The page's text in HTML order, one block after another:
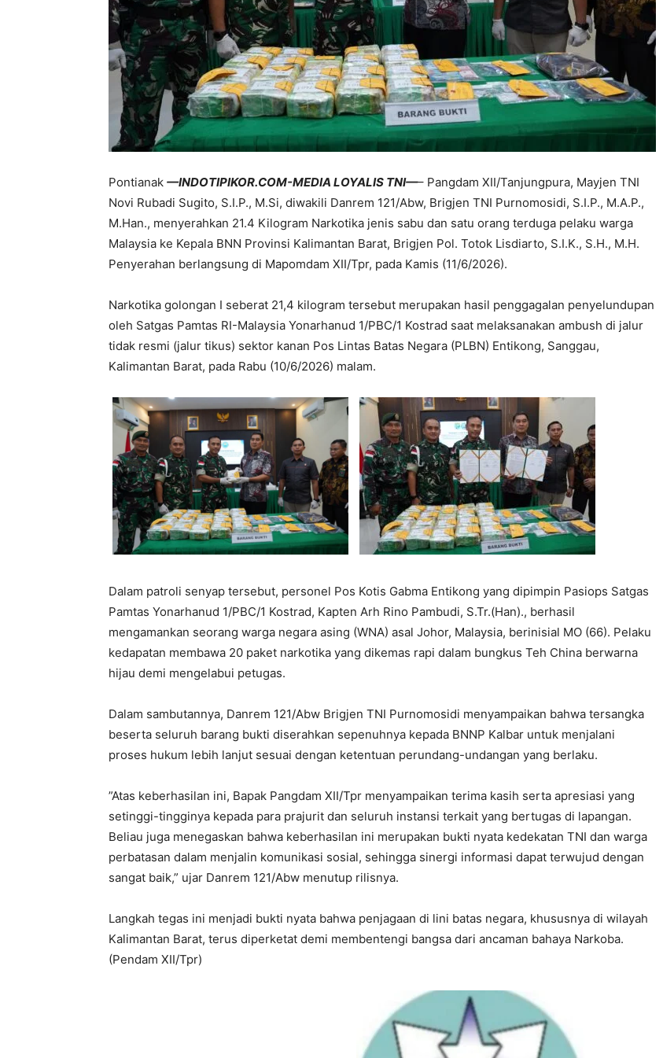
I WANT IN
I've read and accept thePrivacy Policy .
Pontianak —INDOTIPIKOR.COM-MEDIA LOYALIS TNI—– Pangdam XII/Tanjungpura, Mayjen TNI
Novi Rubadi Sugito, S.I.P., M.Si, diwakili Danrem 121/Abw, Brigjen TNI Purnomosidi, S.I.P., M.A.P.,
M.Han., menyerahkan 21.4 Kilogram Narkotika jenis sabu dan satu orang terduga pelaku warga
Malaysia ke Kepala BNN Provinsi Kalimantan Barat, Brigjen Pol. Totok Lisdiarto, S.I.K., S.H., M.H.
Penyerahan berlangsung di Mapomdam XII/Tpr, pada Kamis (11/6/2026).
Narkotika golongan I seberat 21,4 kilogram tersebut merupakan hasil penggagalan penyelundupan
oleh Satgas Pamtas RI-Malaysia Yonarhanud 1/PBC/1 Kostrad saat melaksanakan ambush di jalur
tidak resmi (jalur tikus) sektor kanan Pos Lintas Batas Negara (PLBN) Entikong, Sanggau,
Kalimantan Barat, pada Rabu (10/6/2026) malam.
Dalam patroli senyap tersebut, personel Pos Kotis Gabma Entikong yang dipimpin Pasiops Satgas
Pamtas Yonarhanud 1/PBC/1 Kostrad, Kapten Arh Rino Pambudi, S.Tr.(Han)., berhasil
mengamankan seorang warga negara asing (WNA) asal Johor, Malaysia, berinisial MO (66). Pelaku
kedapatan membawa 20 paket narkotika yang dikemas rapi dalam bungkus Teh China berwarna
hijau demi mengelabui petugas.
Dalam sambutannya, Danrem 121/Abw Brigjen TNI Purnomosidi menyampaikan bahwa tersangka
beserta seluruh barang bukti diserahkan sepenuhnya kepada BNNP Kalbar untuk menjalani
proses hukum lebih lanjut sesuai dengan ketentuan perundang-undangan yang berlaku.
​”Atas keberhasilan ini, Bapak Pangdam XII/Tpr menyampaikan terima kasih serta apresiasi yang
setinggi-tingginya kepada para prajurit dan seluruh instansi terkait yang bertugas di lapangan.
Beliau juga menegaskan bahwa keberhasilan ini merupakan bukti nyata kedekatan TNI dan warga
perbatasan dalam menjalin komunikasi sosial, sehingga sinergi informasi dapat terwujud dengan
sangat baik,” ujar Danrem 121/Abw menutup rilisnya.
​Langkah tegas ini menjadi bukti nyata bahwa penjagaan di lini batas negara, khususnya di wilayah
Kalimantan Barat, terus diperketat demi membentengi bangsa dari ancaman bahaya Narkoba.
(Pendam XII/Tpr)